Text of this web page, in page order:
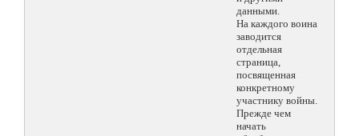
данными.
На каждого воина
заводится
отдельная
страница,
посвященная
конкретному
участнику войны.
Прежде чем
начать